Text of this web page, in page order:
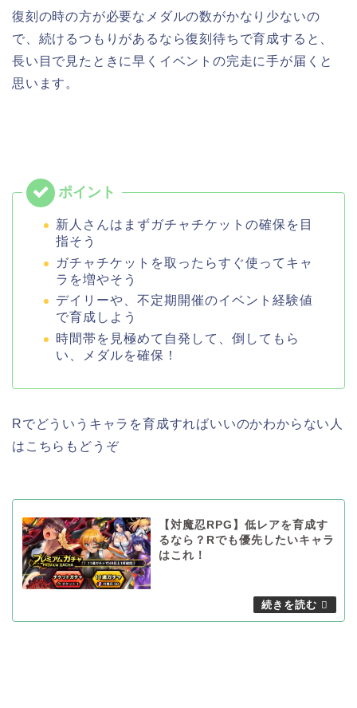
復刻の時の方が必要なメダルの数がかなり少ないの
で、続けるつもりがあるなら復刻待ちで育成すると、
長い目で見たときに早くイベントの完走に手が届くと
思います。
新人さんはまずガチャチケットの確保を目
指そう
ガチャチケットを取ったらすぐ使ってキャ
ラを増やそう
デイリーや、不定期開催のイベント経験値
で育成しよう
時間帯を見極めて自発して、倒してもら
い、メダルを確保！
Rでどういうキャラを育成すればいいのかわからない人
はこちらもどうぞ
【対魔忍RPG】低レアを育成す
るなら？Rでも優先したいキャラ
はこれ！